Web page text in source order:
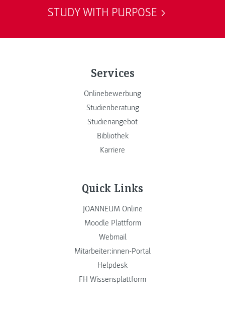
STUDY WITH PURPOSE
Services
Onlinebewerbung
Studienberatung
Studienangebot
Bibliothek
Karriere
Quick Links
JOANNEUM Online
Moodle Plattform
Webmail
Mitarbeiter:innen-Portal
Helpdesk
FH Wissensplattform